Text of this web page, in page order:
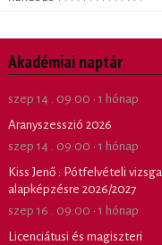
Akadémiai naptár
szep 14 . 09:00 · 1 hónap
Aranyszesszió 2026
szep 14 . 09:00 · 1 hónap
Kiss Jenő : Pótfelvételi vizsga
alapképzésre 2026/2027
szep 16 . 09:00 · 1 hónap
Licenciátusi és magiszteri